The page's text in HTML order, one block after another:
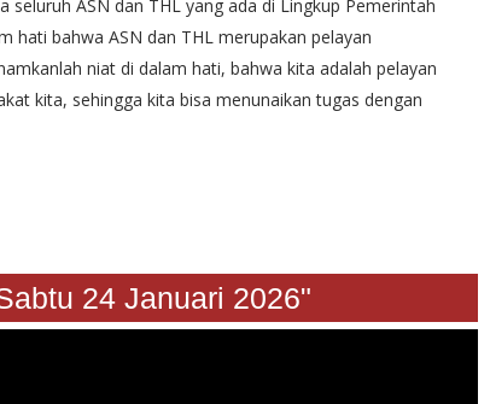
ASN dan THL yang ada di Lingkup Pemerintah
hati bahwa ASN dan THL merupakan pelayan
niat di dalam hati, bahwa kita adalah pelayan
kita, sehingga kita bisa menunaikan tugas dengan
24 Januari 2026"